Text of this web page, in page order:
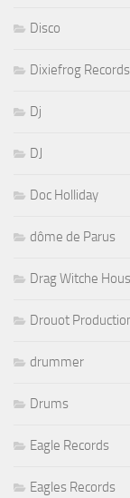
Disco
Dixiefrog Records
Dj
DJ
Doc Holliday
dôme de Parus
Drag Witche
Drouot
drummer
Drums
Eagle Records
Eagles Records